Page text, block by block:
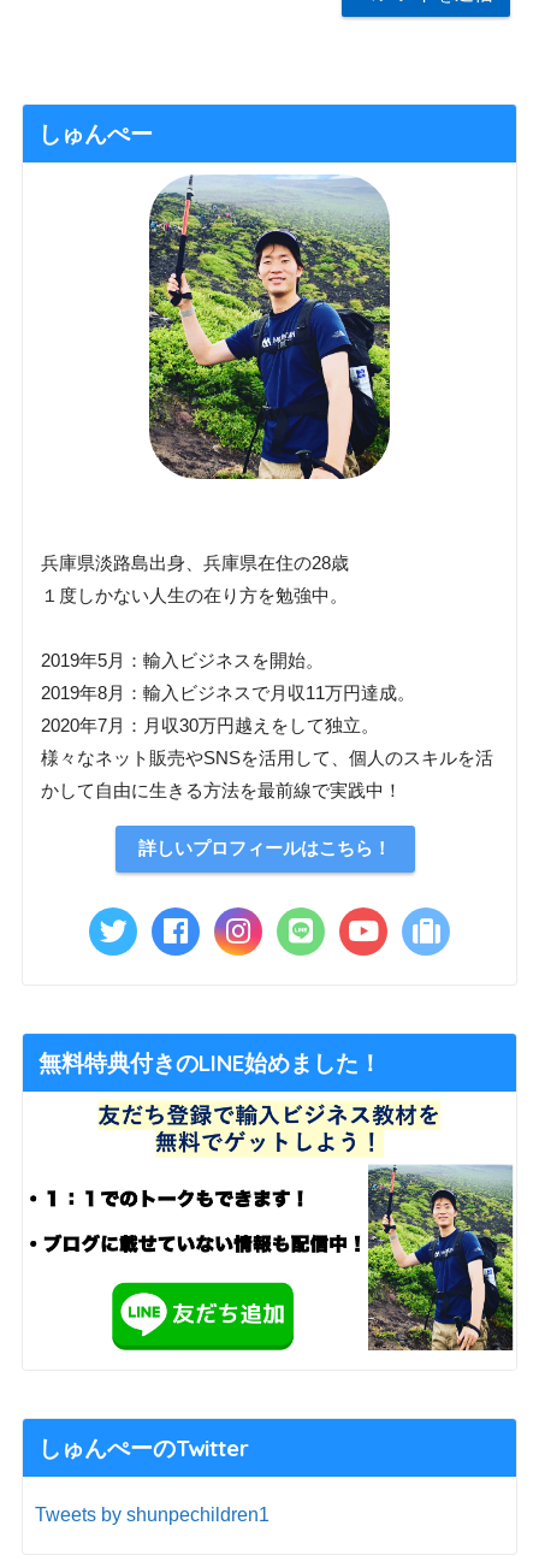
しゅんぺー
兵庫県淡路島出身、兵庫県在住の28歳
１度しかない人生の在り方を勉強中。
2019年5月：輸入ビジネスを開始。
2019年8月：輸入ビジネスで月収11万円達成。
2020年7月：月収30万円越えをして独立。
様々なネット販売やSNSを活用して、個人のスキルを活
かして自由に生きる方法を最前線で実践中！
詳しいプロフィールはこちら！
無料特典付きのLINE始めました！
しゅんぺーのTwitter
Tweets by shunpechildren1